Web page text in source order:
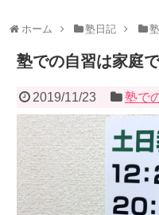
ホーム 塾日記
塾での自習は家庭
2019/11/23 塾で